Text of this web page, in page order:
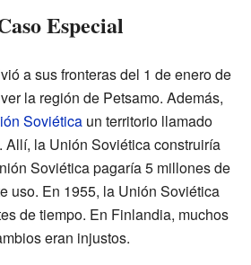
Especial
a sus fronteras del 1 de enero de
la región de Petsamo. Además,
Soviética un territorio llamado
Allí, la Unión Soviética construiría
Soviética pagaría 5 millones de
uso. En 1955, la Unión Soviética
de tiempo. En Finlandia, muchos
eran injustos.